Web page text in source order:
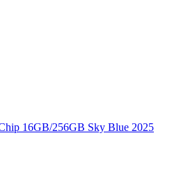
16GB/256GB Sky Blue 2025